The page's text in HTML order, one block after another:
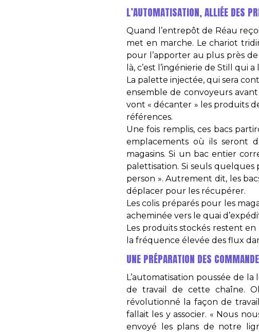
L’AUTOMATISATION, ALLIÉE DES
Quand l’entrepôt de Réau
met en marche. Le chariot
pour l’apporter au plus près
là, c’est l’ingénierie de Still qui
La palette injectée, qui sera
ensemble de convoyeurs avant
vont « décanter » les produits
références.
Une fois remplis, ces bacs
emplacements où ils seront
magasins. Si un bac entier
palettisation. Si seuls
person ». Autrement dit, les
déplacer pour les récupérer.
Les colis préparés pour les
acheminée vers le quai
Les produits stockés restent
la fréquence élevée des flux
UNE PRÉPARATION DES
L’automatisation poussée de
de travail de cette chaîne.
révolutionné la façon de
fallait les y associer. « Nous
envoyé les plans de notre